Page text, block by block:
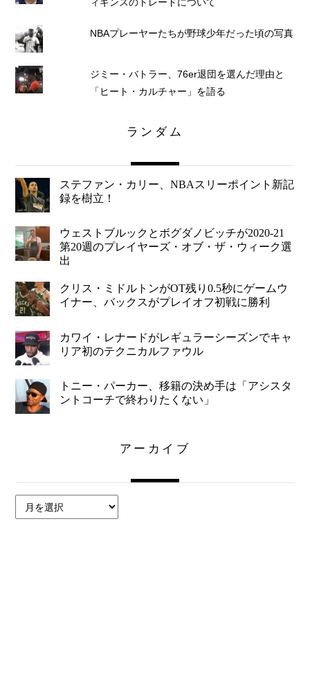
ィギンスのトレードについて
NBAプレーヤーたちが野球少年だった頃の写真
ジミー・バトラー、76er退団を選んだ理由と
「ヒート・カルチャー」を語る
ランダム
ステファン・カリー、NBAスリーポイント新記
録を樹立！
ウェストブルックとボグダノビッチが2020-21
第20週のプレイヤーズ・オブ・ザ・ウィーク選
出
クリス・ミドルトンがOT残り0.5秒にゲームウ
イナー、バックスがプレイオフ初戦に勝利
カワイ・レナードがレギュラーシーズンでキャ
リア初のテクニカルファウル
トニー・パーカー、移籍の決め手は「アシスタ
ントコーチで終わりたくない」
アーカイブ
ー